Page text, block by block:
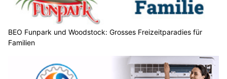
BEO Funpark und Woodstock: Grosses Freizeitparadies für
Familien